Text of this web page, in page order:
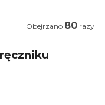
Obejrzano 80 razy